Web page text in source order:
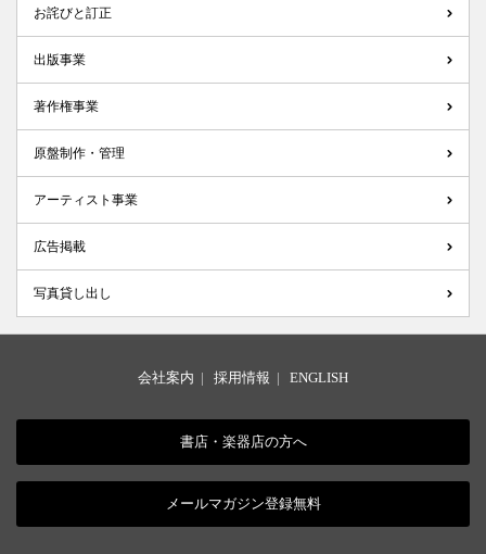
お詫びと訂正
出版事業
著作権事業
原盤制作・管理
アーティスト事業
広告掲載
写真貸し出し
会社案内 | 採用情報 | ENGLISH
書店・楽器店の方へ
メールマガジン登録無料